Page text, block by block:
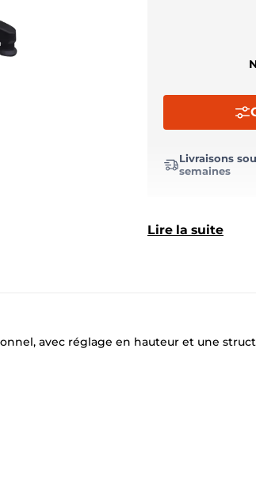
Lire la suite
Livraisons
semaines
avec réglage en hauteur et une